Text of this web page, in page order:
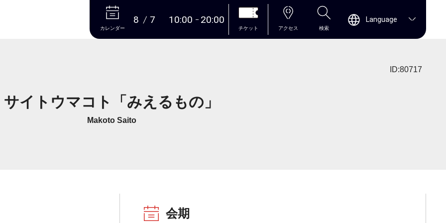
本文へ
カレンダー
8 7 10:00 20:00
チケット アクセス 検索
Language
ID:80717
サイトウマコト「みえるもの」
Makoto Saito
会期